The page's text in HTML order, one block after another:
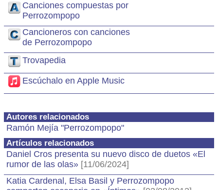
Canciones compuestas por
Perrozompopo
Cancioneros con canciones
de Perrozompopo
Trovapedia
Escúchalo en Apple Music
Autores relacionados
Ramón Mejía "Perrozompopo"
Artículos relacionados
Daniel Cros presenta su nuevo disco de duetos «El
rumor de las olas» [11/06/2024]
Katia Cardenal, Elsa Basil y Perrozompopo